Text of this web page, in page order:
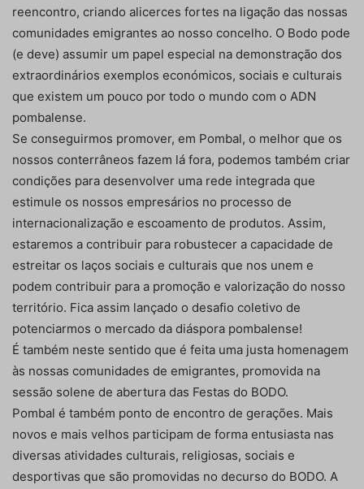
reencontro, criando alicerces fortes na ligação das nossas
comunidades emigrantes ao nosso concelho. O Bodo pode
(e deve) assumir um papel especial na demonstração dos
extraordinários exemplos económicos, sociais e culturais
que existem um pouco por todo o mundo com o ADN
pombalense.
Se conseguirmos promover, em Pombal, o melhor que os
nossos conterrâneos fazem lá fora, podemos também criar
condições para desenvolver uma rede integrada que
estimule os nossos empresários no processo de
internacionalização e escoamento de produtos. Assim,
estaremos a contribuir para robustecer a capacidade de
estreitar os laços sociais e culturais que nos unem e
podem contribuir para a promoção e valorização do nosso
território. Fica assim lançado o desafio coletivo de
potenciarmos o mercado da diáspora pombalense!
É também neste sentido que é feita uma justa homenagem
às nossas comunidades de emigrantes, promovida na
sessão solene de abertura das Festas do BODO.
Pombal é também ponto de encontro de gerações. Mais
novos e mais velhos participam de forma entusiasta nas
diversas atividades culturais, religiosas, sociais e
desportivas que são promovidas no decurso do BODO. A